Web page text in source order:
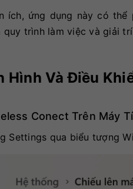
ích, ứng dụng này có
trình làm việc và giải
Hình Và Điều
Conect Trên Máy
Settings qua biểu tượng